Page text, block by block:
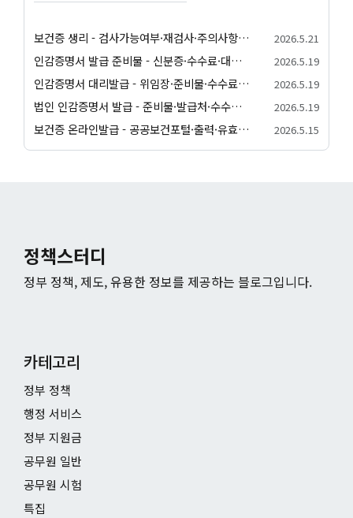
보건증 생리 - 검사가능여부·재검사·주의사항 안내 2026.5.21
인감증명서 발급 준비물 - 신분증·수수료·대리발급 안내 2026.5.19
인감증명서 대리발급 - 위임장·준비물·수수료 안내 2026.5.19
법인 인감증명서 발급 - 준비물·발급처·수수료 안내 2026.5.19
보건증 온라인발급 - 공공보건포털·출력·유효기간 안내 2026.5.15
정책스터디
정부 정책, 제도, 유용한 정보를 제공하는 블로그입니다.
카테고리
정부 정책
행정 서비스
정부 지원금
공무원 일반
공무원 시험
특집